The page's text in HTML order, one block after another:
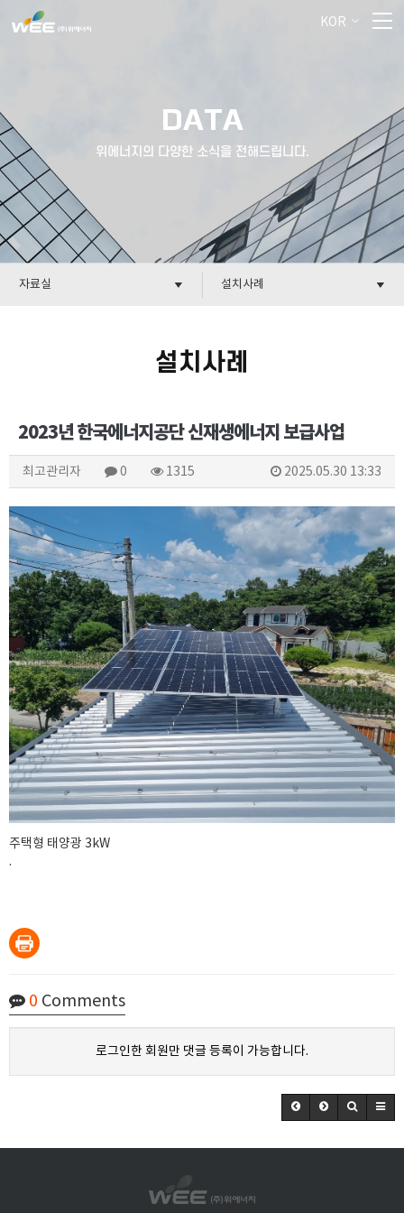
KOR
DATA
위에너지의 다양한 소식을 전해드립니다.
자료실 설치사례
설치사례
2023년 한국에너지공단 신재생에너지 보급사업
최고관리자 0 1315 2025.05.30 13:33
주택형 태양광 3kW
.
0 Comments
로그인한 회원만 댓글 등록이 가능합니다.